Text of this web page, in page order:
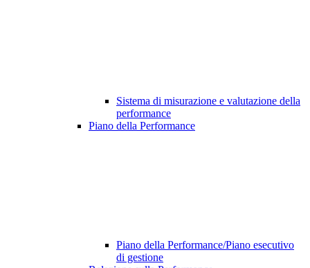
Sistema di misurazione e valutazione della
performance
Piano della Performance
Piano della Performance/Piano esecutivo
di gestione